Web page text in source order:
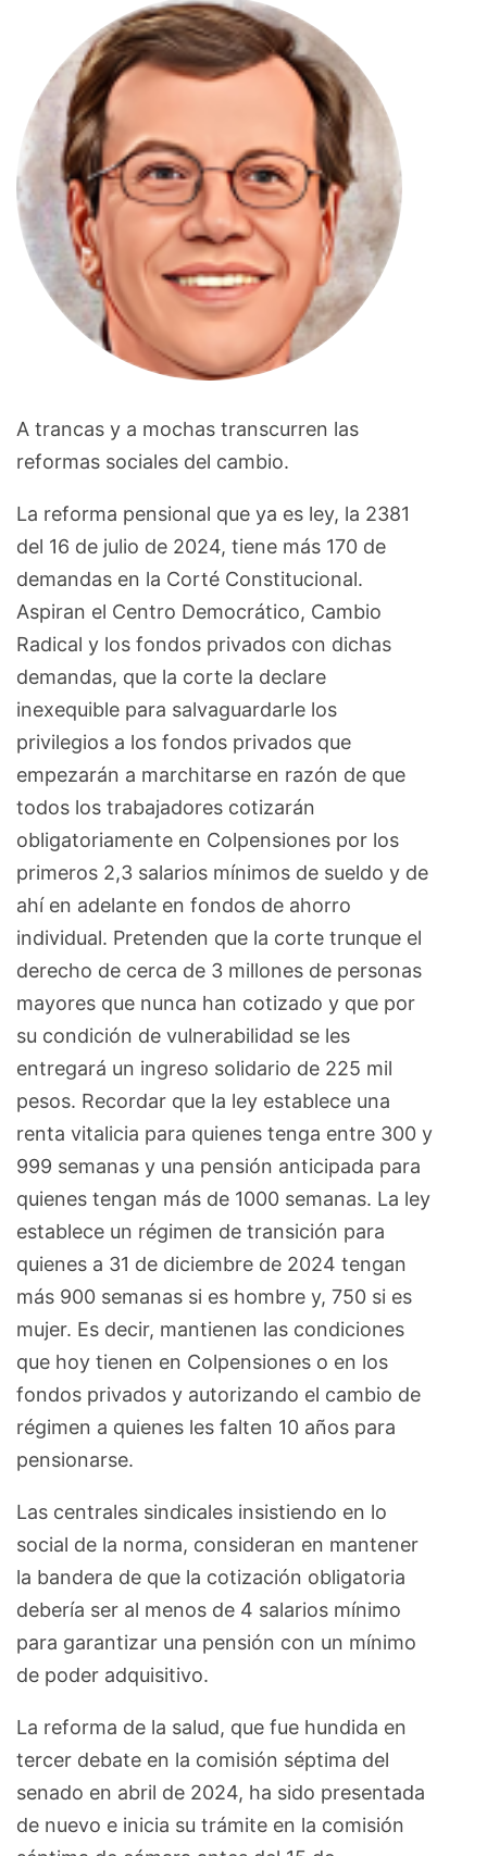
A trancas y a mochas transcurren las
reformas sociales del cambio.
La reforma pensional que ya es ley, la 2381
del 16 de julio de 2024, tiene más 170 de
demandas en la Corté Constitucional.
Aspiran el Centro Democrático, Cambio
Radical y los fondos privados con dichas
demandas, que la corte la declare
inexequible para salvaguardarle los
privilegios a los fondos privados que
empezarán a marchitarse en razón de que
todos los trabajadores cotizarán
obligatoriamente en Colpensiones por los
primeros 2,3 salarios mínimos de sueldo y de
ahí en adelante en fondos de ahorro
individual. Pretenden que la corte trunque el
derecho de cerca de 3 millones de personas
mayores que nunca han cotizado y que por
su condición de vulnerabilidad se les
entregará un ingreso solidario de 225 mil
pesos. Recordar que la ley establece una
renta vitalicia para quienes tenga entre 300 y
999 semanas y una pensión anticipada para
quienes tengan más de 1000 semanas. La ley
establece un régimen de transición para
quienes a 31 de diciembre de 2024 tengan
más 900 semanas si es hombre y, 750 si es
mujer. Es decir, mantienen las condiciones
que hoy tienen en Colpensiones o en los
fondos privados y autorizando el cambio de
régimen a quienes les falten 10 años para
pensionarse.
Las centrales sindicales insistiendo en lo
social de la norma, consideran en mantener
la bandera de que la cotización obligatoria
debería ser al menos de 4 salarios mínimo
para garantizar una pensión con un mínimo
de poder adquisitivo.
La reforma de la salud, que fue hundida en
tercer debate en la comisión séptima del
senado en abril de 2024, ha sido presentada
de nuevo e inicia su trámite en la comisión